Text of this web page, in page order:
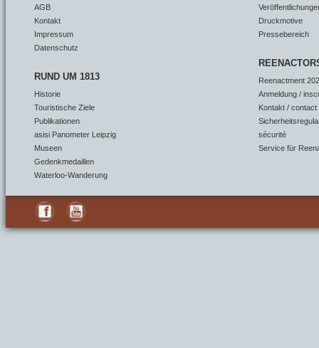
AGB
Kontakt
Impressum
Datenschutz
RUND UM 1813
Historie
Touristische Ziele
Publikationen
asisi Panometer Leipzig
Museen
Gedenkmedaillen
Waterloo-Wanderung
Druckmotive
Pressebereich
Reenactment
Anmeldung /
Kontakt / contact
sécurité
Service für